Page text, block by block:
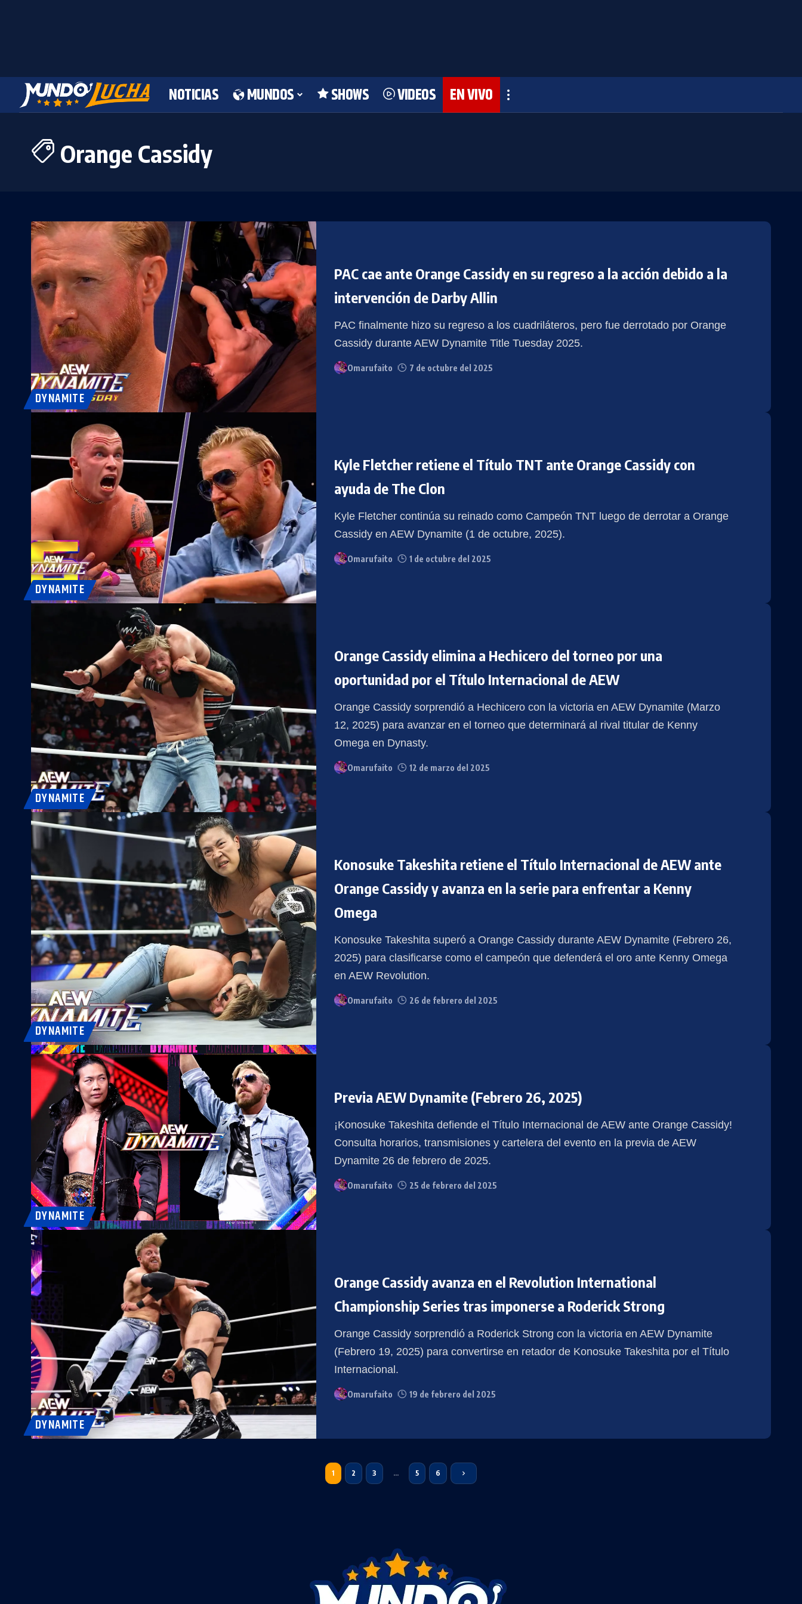
NOTICIAS MUNDOS SHOWS VIDEOS EN VIVO
Orange Cassidy
DYNAMITE
PAC cae ante Orange Cassidy en su regreso a la acción debido a la
intervención de Darby Allin
PAC finalmente hizo su regreso a los cuadriláteros, pero fue derrotado por Orange
Cassidy durante AEW Dynamite Title Tuesday 2025.
Omarufaito 7 de octubre del 2025
DYNAMITE
Kyle Fletcher retiene el Título TNT ante Orange Cassidy con
ayuda de The Clon
Kyle Fletcher continúa su reinado como Campeón TNT luego de derrotar a Orange
Cassidy en AEW Dynamite (1 de octubre, 2025).
Omarufaito 1 de octubre del 2025
DYNAMITE
Orange Cassidy elimina a Hechicero del torneo por una
oportunidad por el Título Internacional de AEW
Orange Cassidy sorprendió a Hechicero con la victoria en AEW Dynamite (Marzo
12, 2025) para avanzar en el torneo que determinará al rival titular de Kenny
Omega en Dynasty.
Omarufaito 12 de marzo del 2025
DYNAMITE
Konosuke Takeshita retiene el Título Internacional de AEW ante
Orange Cassidy y avanza en la serie para enfrentar a Kenny
Omega
Konosuke Takeshita superó a Orange Cassidy durante AEW Dynamite (Febrero 26,
2025) para clasificarse como el campeón que defenderá el oro ante Kenny Omega
en AEW Revolution.
Omarufaito 26 de febrero del 2025
DYNAMITE
Previa AEW Dynamite (Febrero 26, 2025)
¡Konosuke Takeshita defiende el Título Internacional de AEW ante Orange Cassidy!
Consulta horarios, transmisiones y cartelera del evento en la previa de AEW
Dynamite 26 de febrero de 2025.
Omarufaito 25 de febrero del 2025
DYNAMITE
Orange Cassidy avanza en el Revolution International
Championship Series tras imponerse a Roderick Strong
Orange Cassidy sorprendió a Roderick Strong con la victoria en AEW Dynamite
(Febrero 19, 2025) para convertirse en retador de Konosuke Takeshita por el Título
Internacional.
Omarufaito 19 de febrero del 2025
1 2 3 … 5 6